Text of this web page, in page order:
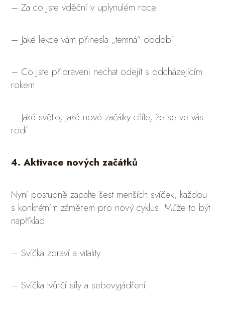
– Za co jste vděční v uplynulém roce
– Jaké lekce vám přinesla „temná“ období
– Co jste připraveni nechat odejít s odcházejícím
rokem
– Jaké světlo, jaké nové začátky cítíte, že se ve vás
rodí
4. Aktivace nových začátků
Nyní postupně zapalte šest menších svíček, každou
s konkrétním záměrem pro nový cyklus. Může to být
například:
– Svíčka zdraví a vitality
– Svíčka tvůrčí síly a sebevyjádření